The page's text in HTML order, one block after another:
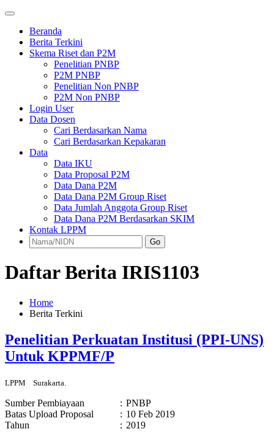
Beranda
Berita Terkini
Skema Riset dan P2M
Penelitian PNBP
P2M PNBP
Penelitian Non PNBP
P2M Non PNBP
Login User
Data Dosen
Cari Berdasarkan Nama
Cari Berdasarkan Kepakaran
Data
Data IKU
Data Proposal P2M
Data Dana P2M
Data Dana P2M Group Riset
Data Jumlah Anggota Group Riset
Data Dana P2M Berdasarkan SKIM
Kontak LPPM
Go
Daftar Berita IRIS1103
Home
Berita Terkini
Penelitian Perkuatan Institusi (PPI-UNS)
Untuk KPPMF/P
LPPM Surakarta.
Sumber Pembiayaan : PNBP
Batas Upload Proposal
: 10 Feb 2019
Tahun
: 2019